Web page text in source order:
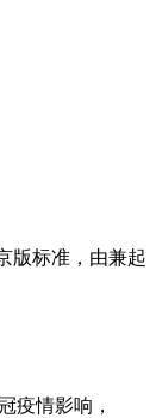
版标准，由兼起
疫情影响，